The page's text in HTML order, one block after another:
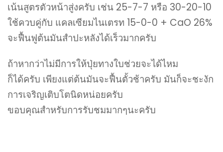
เน้นสูตรตัวหน้าสู่งครับ เช่น 25-7-7 หรือ 30-20-10
ใช้ควบคู่กับ แคลเซียมไนเตรท 15-0-0 + CaO 26%
จะฟื้นฟูต้นมันสำปะหลังได้เร็วมากครับ
ถ้าหากว่าไม่มีการให้ปุ่ยทางใบช่วยจะได้ไหม
ก็ได้ครับ เพียงแต่ต้นมันจะฟื้นตั้วช้าครับ มันก็จะชะงัก
การเจริญเติบโตนิดหน่อยครับ
ขอบคุณสำหรับการรับชมมากๆนะครับ